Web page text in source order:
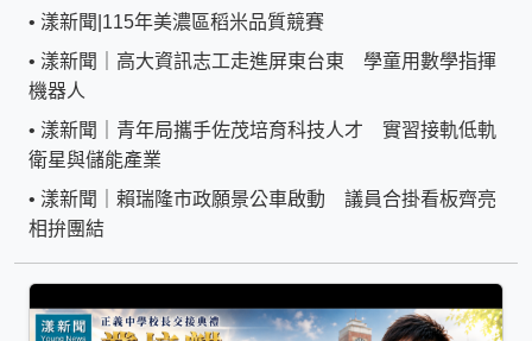
• 漾新聞|115年美濃區稻米品質競賽
• 漾新聞｜高大資訊志工走進屏東台東 學童用數學指揮
機器人
• 漾新聞｜青年局攜手佐茂培育科技人才 實習接軌低軌
衛星與儲能產業
• 漾新聞｜賴瑞隆市政願景公車啟動 議員合掛看板齊亮
相拚團結